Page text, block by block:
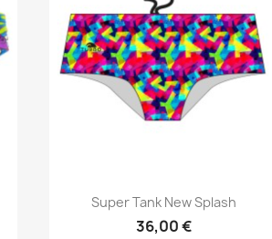
Aperçu rapide
Super Tank New Splash
36,00 €